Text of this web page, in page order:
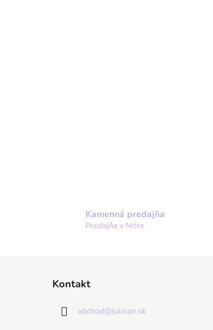
Kamenná predajňa
Predajňa v Nitre
Kontakt
obchod@julivan.sk